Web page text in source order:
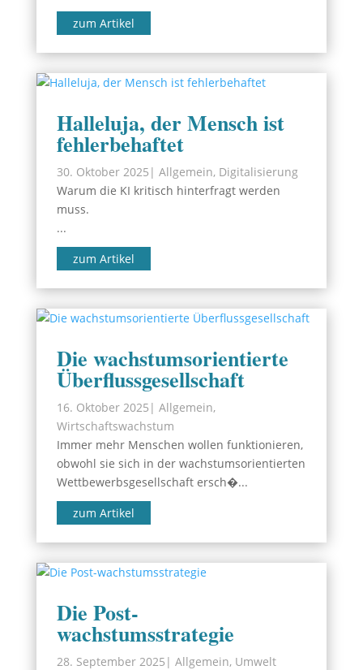
zum Artikel
Halleluja, der Mensch ist
fehlerbehaftet
30. Oktober 2025 | Allgemein, Digitalisierung
Warum die KI kritisch hinterfragt werden
muss.
...
zum Artikel
Die wachstumsorientierte
Überflussgesellschaft
16. Oktober 2025 | Allgemein,
Wirtschaftswachstum
Immer mehr Menschen wollen funktionieren,
obwohl sie sich in der wachstumsorientierten
Wettbewerbsgesellschaft ersch�...
zum Artikel
Die Post-
wachstumsstrategie
28. September 2025 | Allgemein, Umwelt